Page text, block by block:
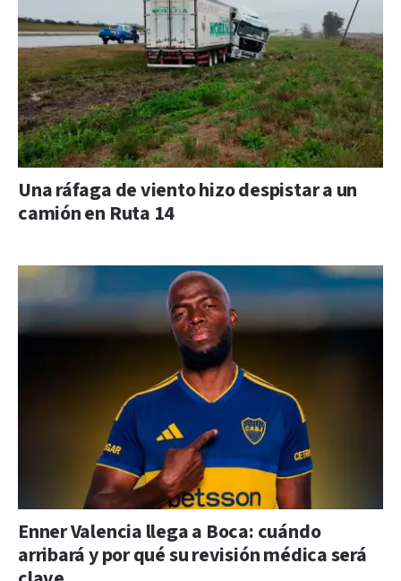
Una ráfaga de viento hizo despistar a un
camión en Ruta 14
Enner Valencia llega a Boca: cuándo
arribará y por qué su revisión médica será